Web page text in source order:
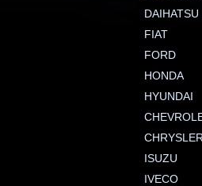
DAIHATSU
FIAT
FORD
HONDA
HYUNDAI
CHRYSLER
ISUZU
IVECO